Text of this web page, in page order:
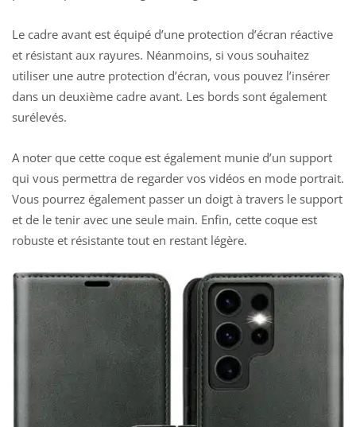
Le cadre avant est équipé d’une protection d’écran réactive
et résistant aux rayures. Néanmoins, si vous souhaitez
utiliser une autre protection d’écran, vous pouvez l’insérer
dans un deuxième cadre avant. Les bords sont également
surélevés.
A noter que cette coque est également munie d’un support
qui vous permettra de regarder vos vidéos en mode portrait.
Vous pourrez également passer un doigt à travers le support
et de le tenir avec une seule main. Enfin, cette coque est
robuste et résistante tout en restant légère.